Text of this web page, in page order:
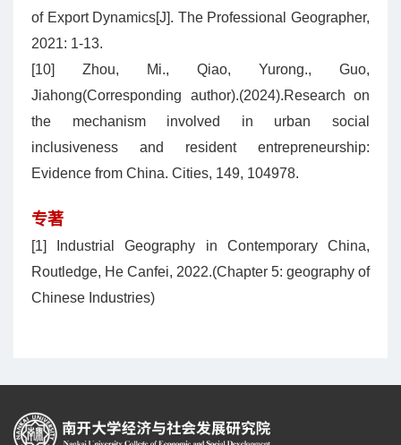
of Export Dynamics[J]. The Professional Geographer,
2021: 1-13.
[10] Zhou, Mi., Qiao, Yurong., Guo,
Jiahong(Corresponding author).(2024).Research on
the mechanism involved in urban social
inclusiveness and resident entrepreneurship:
Evidence from China. Cities, 149, 104978.
专著
[1] Industrial Geography in Contemporary China,
Routledge, He Canfei, 2022.(Chapter 5: geography of
Chinese Industries)